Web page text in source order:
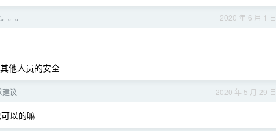
2020 年 6 月 1 日
。。
他人员的安全
2020 年 5 月 29 日
建议
以的嘛